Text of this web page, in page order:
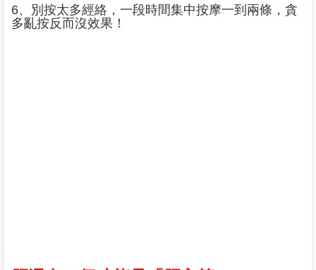
6、別按太多經絡，一段時間集中按摩一到兩條，貪
多亂按反而沒效果！